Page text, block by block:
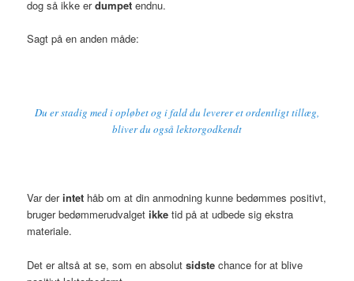
dog så ikke erdumpetendnu.
Sagt på en anden måde:
Du er stadig med i opløbet og i fald du leverer et ordentligt tillæg,
bliver du også lektorgodkendt
Var derintet håb om at din anmodning kunne bedømmes positivt,
bruger bedømmerudvalgetikketid på at udbede sig ekstra
materiale.
Det er altså at se, som en absolutsidste chance for at blive